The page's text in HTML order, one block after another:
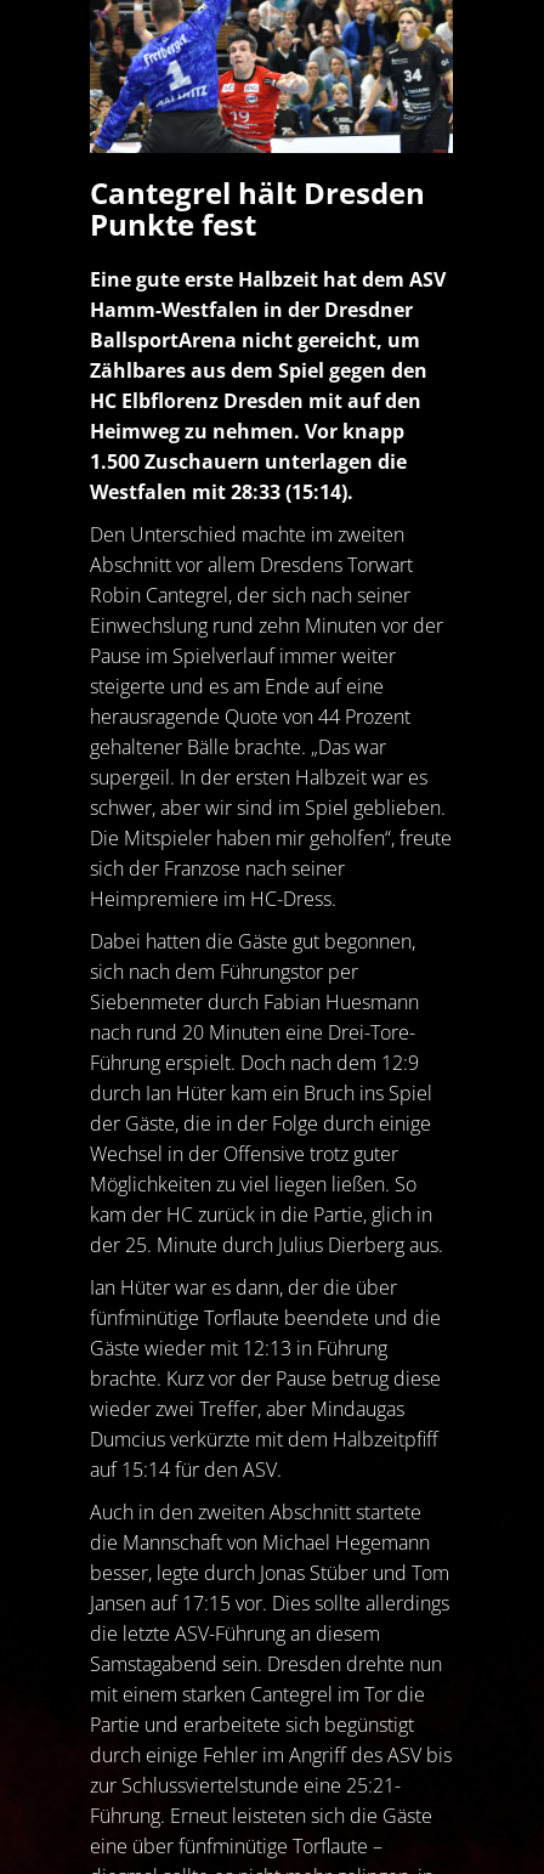
Cantegrel hält Dresden
Punkte fest
Eine gute erste Halbzeit hat dem ASV
Hamm-Westfalen in der Dresdner
BallsportArena nicht gereicht, um
Zählbares aus dem Spiel gegen den
HC Elbflorenz Dresden mit auf den
Heimweg zu nehmen. Vor knapp
1.500 Zuschauern unterlagen die
Westfalen mit 28:33 (15:14).
Den Unterschied machte im zweiten
Abschnitt vor allem Dresdens Torwart
Robin Cantegrel, der sich nach seiner
Einwechslung rund zehn Minuten vor der
Pause im Spielverlauf immer weiter
steigerte und es am Ende auf eine
herausragende Quote von 44 Prozent
gehaltener Bälle brachte. „Das war
supergeil. In der ersten Halbzeit war es
schwer, aber wir sind im Spiel geblieben.
Die Mitspieler haben mir geholfen“, freute
sich der Franzose nach seiner
Heimpremiere im HC-Dress.
Dabei hatten die Gäste gut begonnen,
sich nach dem Führungstor per
Siebenmeter durch Fabian Huesmann
nach rund 20 Minuten eine Drei-Tore-
Führung erspielt. Doch nach dem 12:9
durch Ian Hüter kam ein Bruch ins Spiel
der Gäste, die in der Folge durch einige
Wechsel in der Offensive trotz guter
Möglichkeiten zu viel liegen ließen. So
kam der HC zurück in die Partie, glich in
der 25. Minute durch Julius Dierberg aus.
Ian Hüter war es dann, der die über
fünfminütige Torflaute beendete und die
Gäste wieder mit 12:13 in Führung
brachte. Kurz vor der Pause betrug diese
wieder zwei Treffer, aber Mindaugas
Dumcius verkürzte mit dem Halbzeitpfiff
auf 15:14 für den ASV.
Auch in den zweiten Abschnitt startete
die Mannschaft von Michael Hegemann
besser, legte durch Jonas Stüber und Tom
Jansen auf 17:15 vor. Dies sollte allerdings
die letzte ASV-Führung an diesem
Samstagabend sein. Dresden drehte nun
mit einem starken Cantegrel im Tor die
Partie und erarbeitete sich begünstigt
durch einige Fehler im Angriff des ASV bis
zur Schlussviertelstunde eine 25:21-
Führung. Erneut leisteten sich die Gäste
eine über fünfminütige Torflaute –